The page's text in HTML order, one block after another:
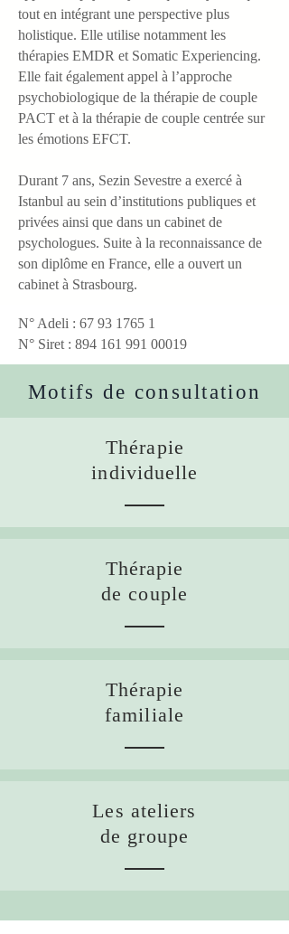
tout en intégrant une perspective plus
holistique. Elle utilise notamment les
thérapies EMDR et Somatic Experiencing.
Elle fait également appel à l’approche
psychobiologique de la thérapie de couple
PACT et à la thérapie de couple centrée sur
les émotions EFCT.
Durant 7 ans, Sezin Sevestre a exercé à
Istanbul au sein d’institutions publiques et
privées ainsi que dans un cabinet de
psychologues. Suite à la reconnaissance de
son diplôme en France, elle a ouvert un
cabinet à Strasbourg.
N° Adeli : 67 93 1765 1
N° Siret : 894 161 991 00019
Motifs de consultation
Thérapie
individuelle
Thérapie
de couple
Thérapie
familiale
Les ateliers
de groupe